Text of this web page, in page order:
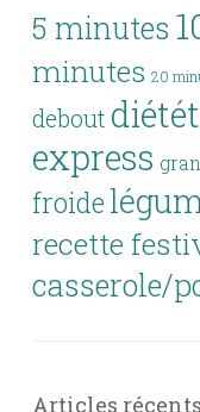
5 minutes
minutes 20
debout
express
froide
recette
casserole/
Articles récents